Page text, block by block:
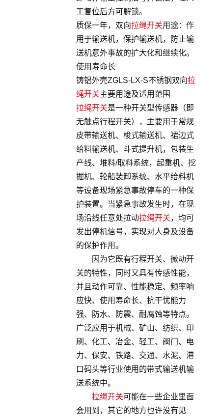
工复位后方可解锁。
质保一年，双向拉绳开关用途：作
用于输送机，保护输送机，防止输
送机意外事故的扩大化和继续化。
使用寿命长
铸铝外壳ZGLS-LX-S不锈钢双向拉
绳开关主要用途及适用范围
拉绳开关是一种开关型传感器（即
无触点行程开关），主要用于常规
皮带输送机、梭式输送机、裙边式
给料输送机、斗式提升机，包装生
产线、堆料/取料系统，起重机、挖
掘机、轮船装卸系统、水平给料机
等设备现场紧急事故停车的一种保
护装置。当紧急事故发生时，在现
场沿线任意处拉动拉绳开关，均可
发出停机信号，实现对人身及设备
的保护作用。
因为它既有行程开关、微动开
关的特性，同时又具有传感性能，
并且动作可靠、性能稳定、频率响
应快、使用寿命长、抗干忧能力
强、防水、防震、耐腐蚀等特点。
广泛应用于机械、矿山、纺织、印
刷、化工、冶金、轻工、阀门、电
力、保安、铁路、交通、水泥、港
口码头等行业使用的带式输送机输
送系统中。
拉绳开关可能在一些企业里面
会用到，其它的地方也许没有见